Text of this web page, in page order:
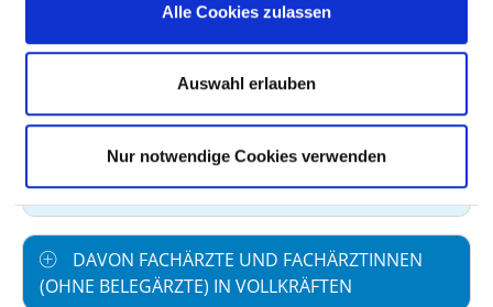
Alle Cookies zulassen
Auswahl erlauben
Nur notwendige Cookies verwenden
ambulanten Versorgung
2,30
stationären Versorgung
46,05
maßgebliche tarifliche
Wochenarbeitszeit
40,00
DAVON FACHÄRZTE UND FACHÄRZTINNEN
(OHNE BELEGÄRZTE) IN VOLLKRÄFTEN